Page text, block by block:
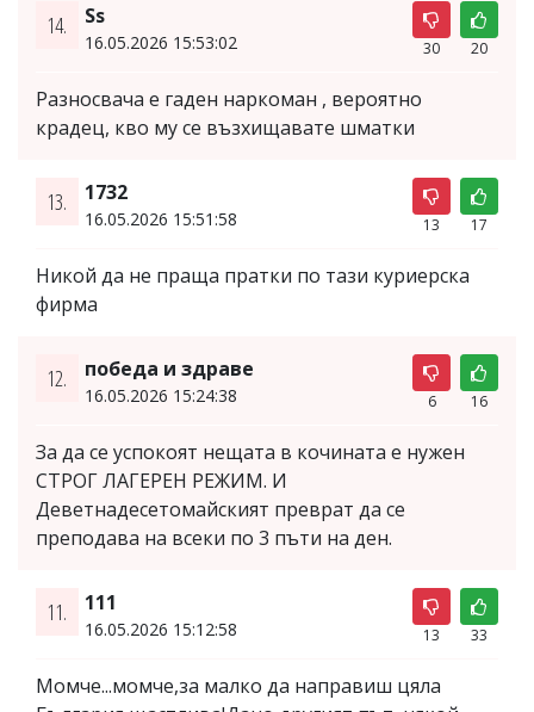
14. Ss
16.05.2026 15:53:02 30 20
Разносвача е гаден наркоман , вероятно
крадец, кво му се възхищавате шматки
13. 1732
16.05.2026 15:51:58 13 17
Никой да не праща пратки по тази куриерска
фирма
12. победа и здраве
16.05.2026 15:24:38 6 16
За да се успокоят нещата в кочината е нужен
СТРОГ ЛАГЕРЕН РЕЖИМ. И
Деветнадесетомайският преврат да се
преподава на всеки по 3 пъти на ден.
11. 111
16.05.2026 15:12:58 13 33
Момче...момче,за малко да направиш цяла